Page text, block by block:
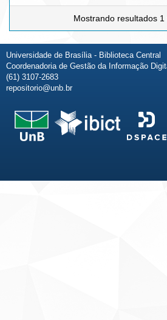
Mostrando resultados 1
Universidade de Brasília - Biblioteca Central
Coordenadoria de Gestão da Informação
(61) 3107-2683
repositorio@unb.br